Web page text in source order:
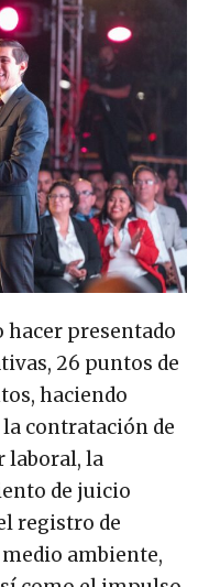
hacer presentado
26 puntos de
haciendo
contratación de
laboral, la
de juicio
registro de
ambiente,